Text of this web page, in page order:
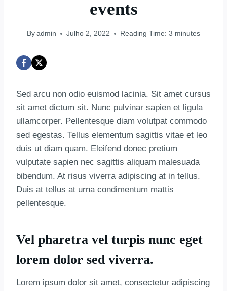
events
By admin Julho 2, 2022 Reading Time: 3 minutes
Sed arcu non odio euismod lacinia. Sit amet cursus
sit amet dictum sit. Nunc pulvinar sapien et ligula
ullamcorper. Pellentesque diam volutpat commodo
sed egestas. Tellus elementum sagittis vitae et leo
duis ut diam quam. Eleifend donec pretium
vulputate sapien nec sagittis aliquam malesuada
bibendum. At risus viverra adipiscing at in tellus.
Duis at tellus at urna condimentum mattis
pellentesque.
Vel pharetra vel turpis nunc eget
lorem dolor sed viverra.
Lorem ipsum dolor sit amet, consectetur adipiscing